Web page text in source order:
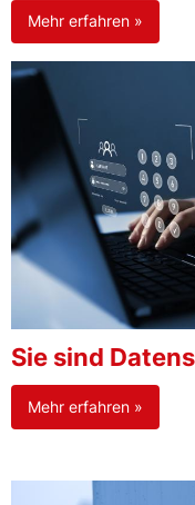
Mehr erfahren »
Sie sind
Mehr erfahren »